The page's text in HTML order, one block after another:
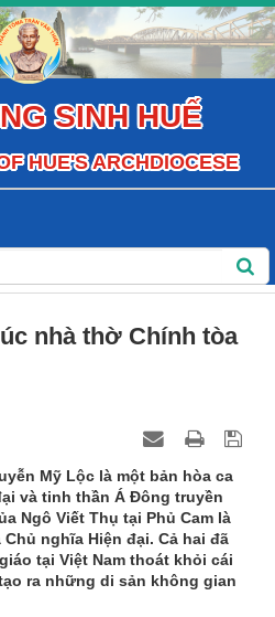
SINH HUẾ
HUE'S ARCHDIOCESE
nhà thờ Chính tòa
Mỹ Lộc là một bản hòa ca
và tinh thần Á Đông truyền
Ngô Viết Thụ tại Phủ Cam là
nghĩa Hiện đại. Cả hai đã
tại Việt Nam thoát khỏi cái
ra những di sản không gian